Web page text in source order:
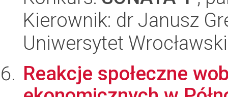
Kierownik: dr Janusz
Uniwersytet
Reakcje społeczne